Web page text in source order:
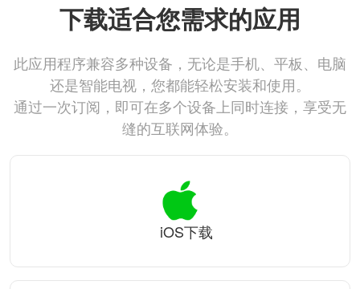
下载适合您需求的应用
此应用程序兼容多种设备，无论是手机、平板、电脑
还是智能电视，您都能轻松安装和使用。
通过一次订阅，即可在多个设备上同时连接，享受无
缝的互联网体验。
iOS下载